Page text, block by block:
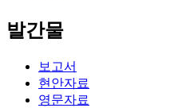
발간물
보고서
현안자료
영문자료